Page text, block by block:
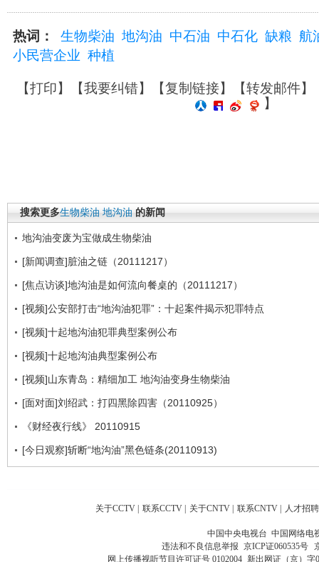
热词： 生物柴油 地沟油 中石油 中石化 缺粮 航
小民营企业 种植
【打印】【我要纠错】【复制链接】【转发邮件】
】
搜索更多生物柴油 地沟油 的新闻
地沟油变废为宝做成生物柴油
[新闻调查]脏油之链（20111217）
[焦点访谈]地沟油是如何流向餐桌的（20111217）
[视频]公安部打击“地沟油犯罪”：十起案件揭示犯罪特点
[视频]十起地沟油犯罪典型案例公布
[视频]十起地沟油典型案例公布
[视频]山东青岛：精细加工 地沟油变身生物柴油
[面对面]刘绍武：打四黑除四害（20110925）
《财经夜行线》 20110915
[今日观察]斩断“地沟油”黑色链条(20110913)
关于CCTV | 联系CCTV | 关于CNTV | 联系CNTV | 人才招聘
中国中央电视台 中国网络电
违法和不良信息举报 京ICP证060535号
网上传播视听节目许可证号 0102004 新出网证（京）